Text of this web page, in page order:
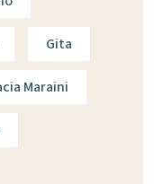
Gita
Maraini